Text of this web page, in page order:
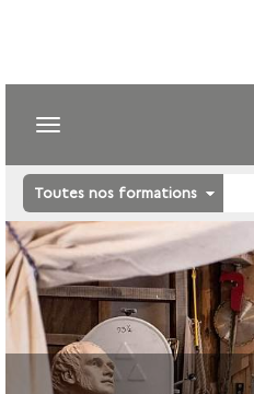
Toutes nos formations